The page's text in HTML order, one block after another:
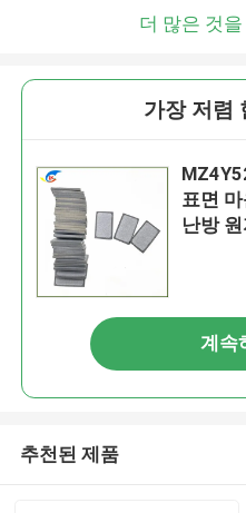
더 많은 것
가장 저렴
표면
난방
계속
추천된 제품